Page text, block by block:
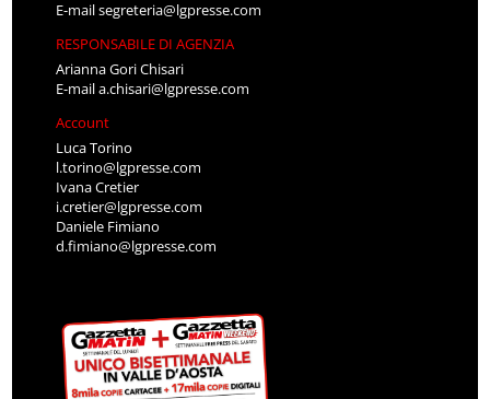
E-mailsegreteria@lgpresse.com
RESPONSABILE DI AGENZIA
Arianna Gori Chisari
E-maila.chisari@lgpresse.com
Account
Luca Torino
l.torino@lgpresse.com
Ivana Cretier
i.cretier@lgpresse.com
Daniele Fimiano
d.fimiano@lgpresse.com